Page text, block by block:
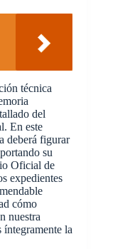
técnica
del
En este
deberá figurar
su
Oficial de
expedientes
cómo
nuestra
íntegramente la